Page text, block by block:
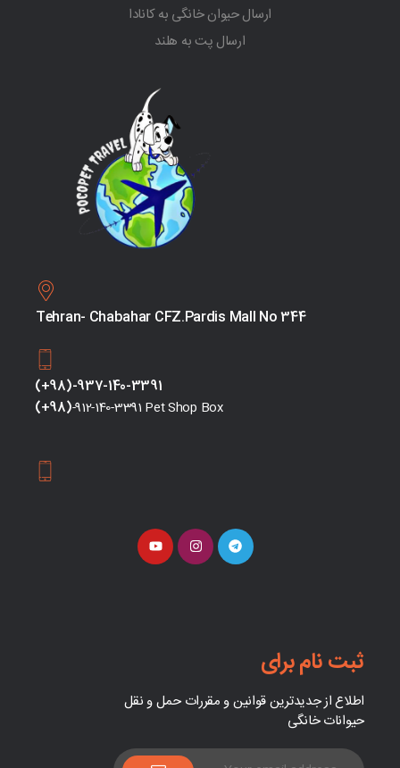
ارسال حیوان خانگی به کانادا
ارسال پت به هلند
Tehran- Chabahar CFZ.Pardis Mall No 344
(+98)-937-140-3391
(+98)-912-140-3391 Pet Shop Box
ثبت نام برای
اطلاع از جدیدترین قوانین و مقررات حمل و نقل
حیوانات خانگی